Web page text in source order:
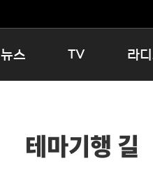
뉴스 TV
인생내컷
테마기행 길
라
16:00
우리 고
테마기행 길